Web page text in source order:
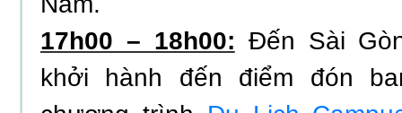
17h00 – 18h00: Đến Sài
khởi hành đến điểm đón